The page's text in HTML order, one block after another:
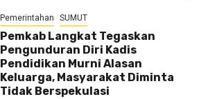
Pemerintahan SUMUT
Pemkab Langkat Tegaskan
Pengunduran Diri Kadis
Pendidikan Murni Alasan
Keluarga, Masyarakat Diminta
Tidak Berspekulasi